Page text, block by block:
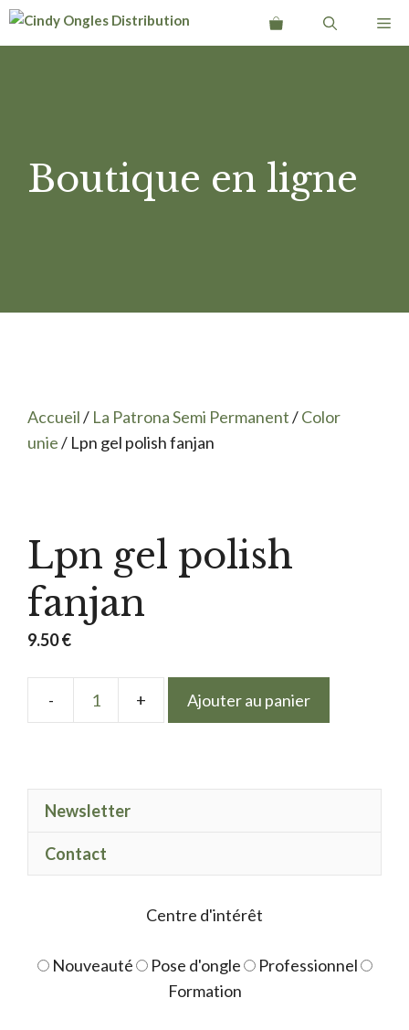
Aller
Boutique en ligne
Accueil/ La Patrona Semi Permanent/Color
unie/ Lpn gel polish fanjan
Lpn gel polish
fanjan
9.50€
quantité
gel
Ajouter au panier
Newsletter
Contact
Centre d'intérêt
Nouveauté Pose d'ongle
Professionnel
Formation